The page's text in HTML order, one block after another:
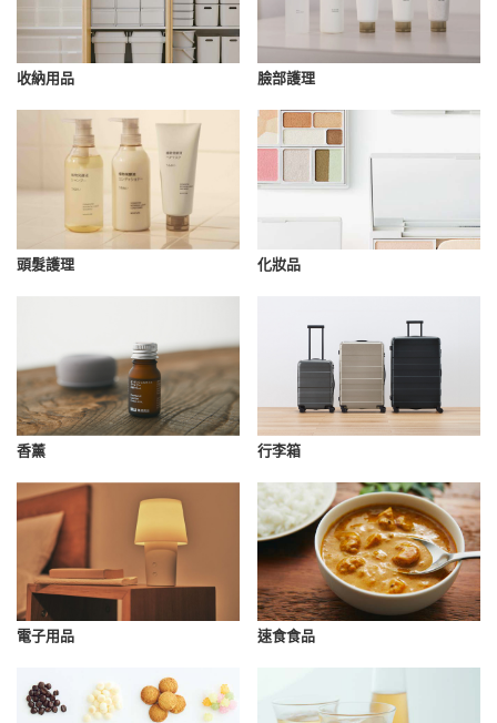
收納用品 臉部護理
頭髮護理 化妝品
香薰 行李箱
電子用品 速食食品